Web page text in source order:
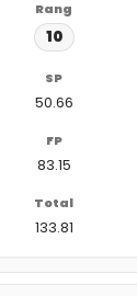
10
50.66
83.15
133.81